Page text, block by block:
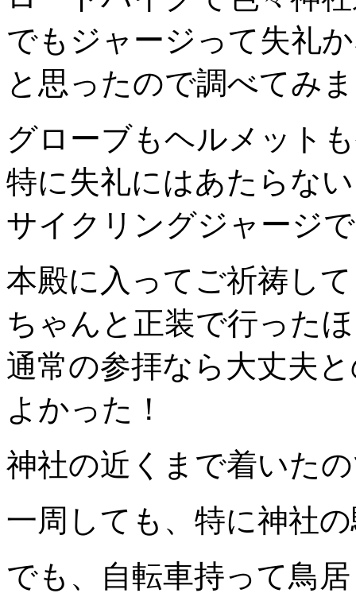
でもジャージって失礼
と思ったので調べてみ
グローブもヘルメット
特に失礼にはあたらな
サイクリングジャージ
本殿に入ってご祈祷し
ちゃんと正装で行った
通常の参拝なら大丈夫
よかった！
神社の近くまで着いた
一周しても、特に神社
でも、自転車持って鳥